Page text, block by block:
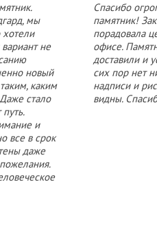
мы
хотели
не
новый
каким
стало
и
все в срок
даже
Спасибо
памятник!
порадовала
офисе.
доставили и
сих пор нет
надписи и
видны.